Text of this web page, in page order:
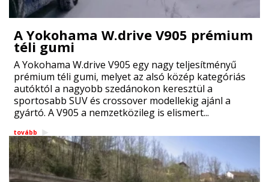
A Yokohama W.drive V905 prémium
téli gumi
A Yokohama W.drive V905 egy nagy teljesítményű
prémium téli gumi, melyet az alsó közép kategóriás
autóktól a nagyobb szedánokon keresztül a
sportosabb SUV és crossover modellekig ajánl a
gyártó. A V905 a nemzetközileg is elismert...
tovább